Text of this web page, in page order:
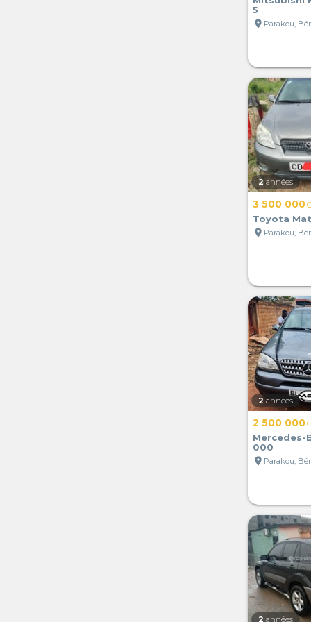
5
location_on Parakou,
2 années
3 500 000
Toyota
location_on Parakou,
2 années
2 500 000
Mercedes-
000
location_on Parakou,
2 années